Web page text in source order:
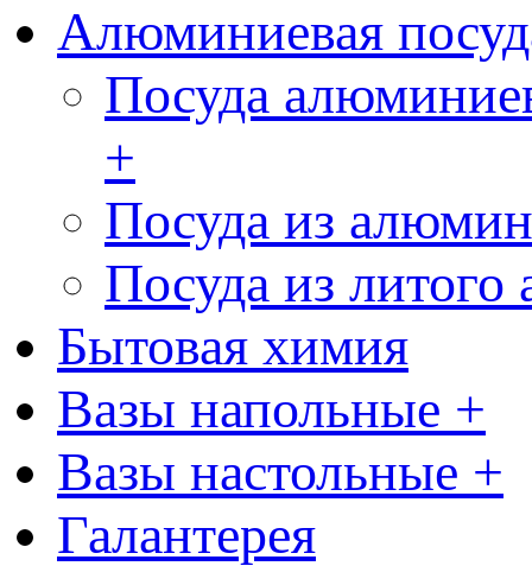
Алюминиевая
Посуда
+
Посуда из
Посуда из
Бытовая химия
Вазы напольные +
Вазы настольные +
Галантерея